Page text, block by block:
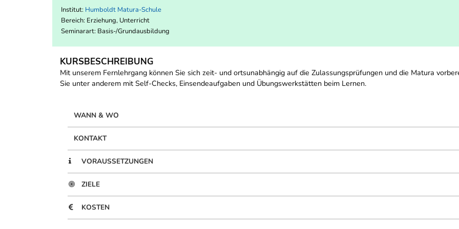
Institut: Humboldt Matura-Schule
Bereich: Erziehung, Unterricht
Seminarart: Basis-/Grundausbildung
KURSBESCHREIBUNG
Mit unserem Fernlehrgang können Sie sich zeit- und ortsunabhängig auf die Zulassungsprüfungen und die Matura
Sie unter anderem mit Self-Checks, Einsendeaufgaben und Übungswerkstätten beim Lernen.
WANN & WO
KONTAKT
VORAUSSETZUNGEN
ZIELE
KOSTEN